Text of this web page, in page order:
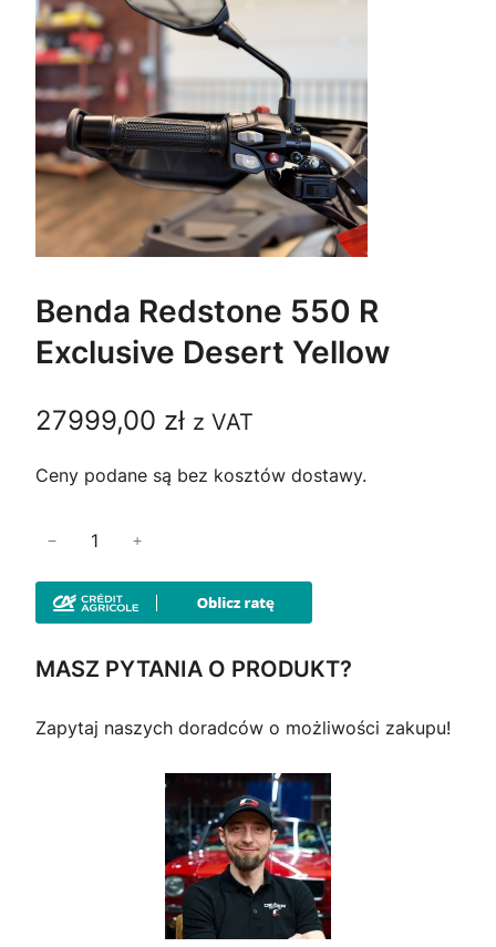
Benda Redstone 550 R
Exclusive Desert Yellow
27999,00 zł z VAT
Ceny podane są bez kosztów dostawy.
o
ś
B
n
− +
MASZ PYTANIA O PRODUKT?
Zapytaj naszych doradców o możliwości zakupu!